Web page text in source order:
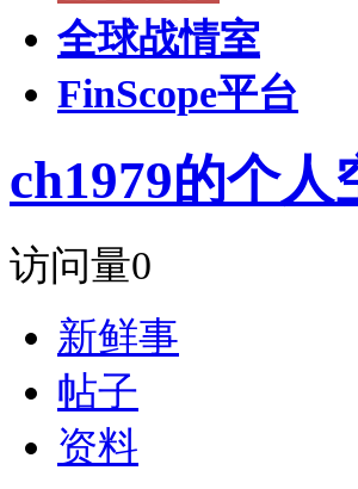
全球战情室
FinScope平台
ch1979的个人
访问量0
新鲜事
帖子
资料